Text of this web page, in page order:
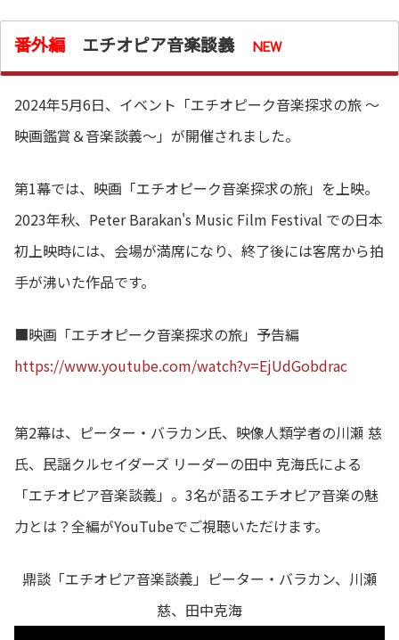
番外編 エチオピア音楽談義 NEW
2024年5月6日、イベント「エチオピーク音楽探求の旅 ～
映画鑑賞＆音楽談義～」が開催されました。
第1幕では、映画「エチオピーク音楽探求の旅」を上映。
2023年秋、Peter Barakan's Music Film Festival での日本
初上映時には、会場が満席になり、終了後には客席から拍
手が沸いた作品です。
■映画「エチオピーク音楽探求の旅」予告編
https://www.youtube.com/watch?v=EjUdGobdrac
第2幕は、ピーター・バラカン氏、映像人類学者の川瀬 慈
氏、民謡クルセイダーズ リーダーの田中 克海氏による
「エチオピア音楽談義」。3名が語るエチオピア音楽の魅
力とは？全編がYouTubeでご視聴いただけます。
鼎談「エチオピア音楽談義」ピーター・バラカン、川瀬
慈、田中克海